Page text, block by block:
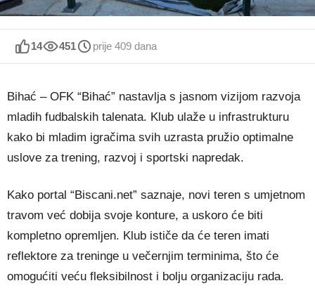
14 451 prije 409 dana
Bihać – OFK “Bihać” nastavlja s jasnom vizijom razvoja
mladih fudbalskih talenata. Klub ulaže u infrastrukturu
kako bi mladim igračima svih uzrasta pružio optimalne
uslove za trening, razvoj i sportski napredak.
Kako portal “Biscani.net” saznaje, novi teren s umjetnom
travom već dobija svoje konture, a uskoro će biti
kompletno opremljen. Klub ističe da će teren imati
reflektore za treninge u večernjim terminima, što će
omogućiti veću fleksibilnost i bolju organizaciju rada.